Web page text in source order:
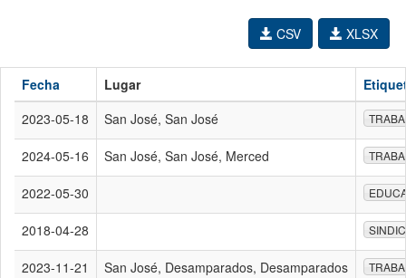
XLSX
CSV
Fecha Lugar
2023-05-18
San José, San José
2024-05-16 San José, San José, Merced
2022-05-30
2018-04-28
2023-11-21 San José, Desamparados, Desamparados